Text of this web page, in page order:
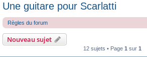
Une guitare pour Scarlatti
Règles du forum
Nouveau sujet
12 sujets • Page 1 sur 1